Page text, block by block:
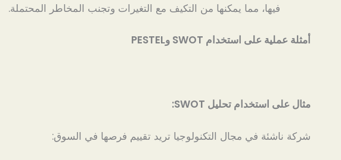
فيها، مما يمكنها من التكيف مع التغيرات وتجنب المخاطر المحتملة.
أمثلة عملية على استخدام SWOT وPESTEL
مثال على استخدام تحليل SWOT:
شركة ناشئة في مجال التكنولوجيا تريد تقييم فرصها في السوق: